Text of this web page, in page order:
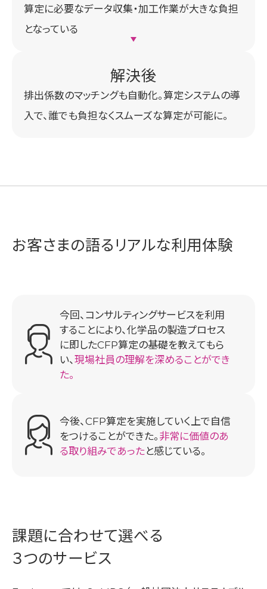
算定に必要なデータ収集・加工作業が大きな負担
となっている
排出係数のマッチングも自動化。算定システムの導
入で、誰でも負担なくスムーズな算定が可能に。
お客さまの語るリアルな利用体験
今回、コンサルティングサービスを利用
することにより、化学品の製造プロセス
に即したCFP算定の基礎を教えてもら
い、現場社員の理解を深めることができ
た。
今後、CFP算定を実施していく上で自信
をつけることができた。 非常に価値のあ
る取り組みであったと感じている。
課題に合わせて選べる
３つのサービス